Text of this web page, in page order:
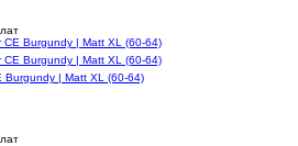
| Matt XL (60-64)